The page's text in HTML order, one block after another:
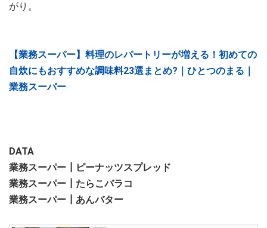
がり。
【業務スーパー】料理のレパートリーが増える！初めての
自炊にもおすすめな調味料23選まとめ?｜ひとつのまる｜
業務スーパー
DATA
業務スーパー┃ピーナッツスプレッド
業務スーパー┃たらこバラコ
業務スーパー┃あんバター